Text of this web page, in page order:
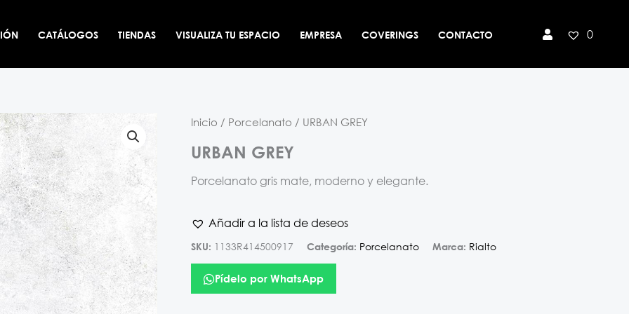
CATÁLOGOS TIENDAS VISUALIZA TU ESPACIO EMPRESA COVERINGS CONTACTO 0
Inicio / Porcelanato / URBAN GREY
URBAN GREY
Porcelanato gris mate, moderno y elegante.
Añadir a la lista de deseos
SKU: 1133R414500917 Categoría: Porcelanato Marca: Rialto
Pídelo por WhatsApp